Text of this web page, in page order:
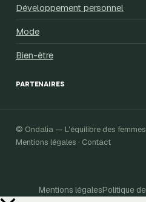
Développement personnel
Mode
Bien-être
PARTENAIRES
© Ondalia — L'équilibre des
Mentions légales · Contact
Mentions légalesPolitique